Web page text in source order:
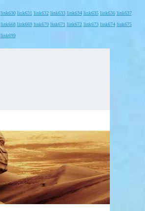
link630 link631 link632 link633 link634 link635 link636 link637
link668 link669 link670 link671 link672 link673 link674 link675
link699